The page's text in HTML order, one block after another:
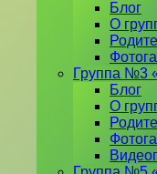
Блог
О
Группа №3
Блог
О